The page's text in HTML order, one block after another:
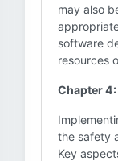
may also
software
resources
Chapter
the safety
Key